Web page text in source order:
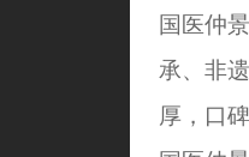
国医仲
承、非
厚，口